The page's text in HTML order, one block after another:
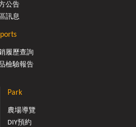
同。 蜜蜂花粉含有多種營養成
總量遠比一般食品為高，屬於天
許多報告證實。早期曾為花粉壁
化吸收問題，而迭再爭議，如今
花粉壁可被消化，且消化率達 80
及身體健康頗有助益，值得加以
糖份來自於採粉蜂採集花粉粒
加以黏合，因此使蜜蜂花粉具有
公告
訊息
履歷查詢
檢驗報告
Park
農場導覽
DIY預約